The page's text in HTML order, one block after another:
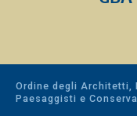
Ordine degli Architetti,
Paesaggisti e